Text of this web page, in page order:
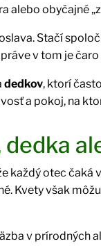
alebo obyčajné
Stačí
v tom je
dedkov, ktorí
a pokoj, na
každý otec
Kvety však
v prírodných